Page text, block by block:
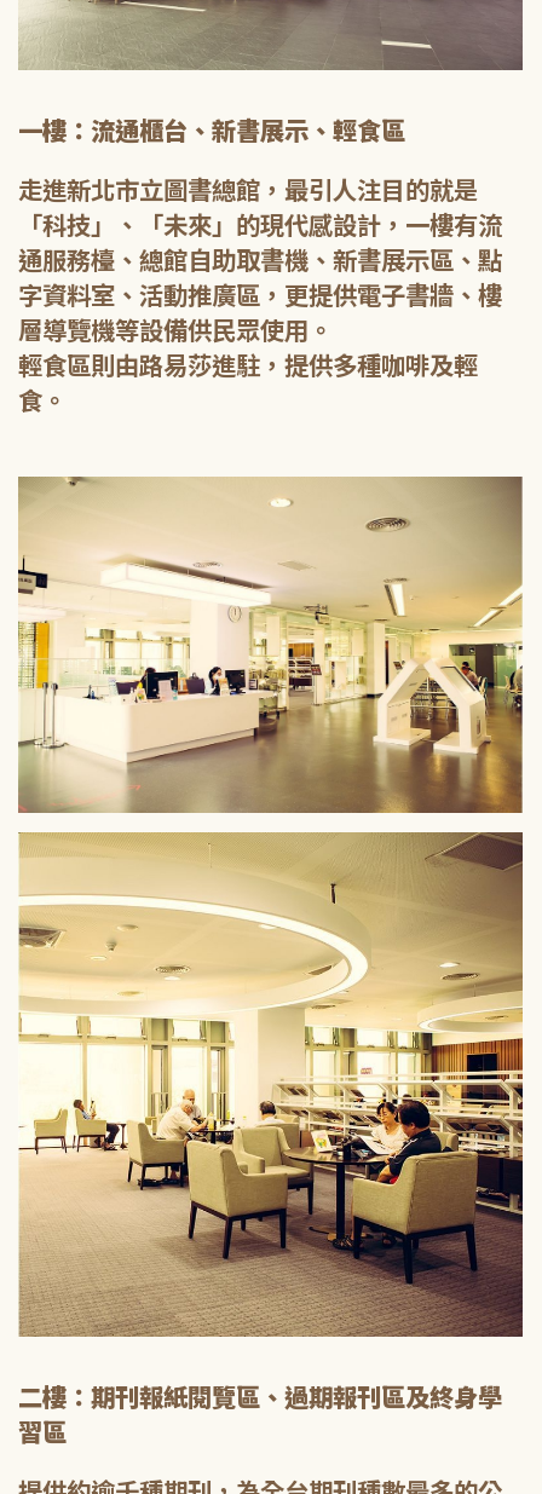
一樓：流通櫃台、新書展示、輕食區
走進新北市立圖書總館，最引人注目的就是
「科技」、「未來」的現代感設計，一樓有流
通服務檯、總館自助取書機、新書展示區、點
字資料室、活動推廣區，更提供電子書牆、樓
層導覽機等設備供民眾使用。
輕食區則由路易莎進駐，提供多種咖啡及輕
食。
二樓：期刊報紙閱覽區、過期報刊區及終身學
習區